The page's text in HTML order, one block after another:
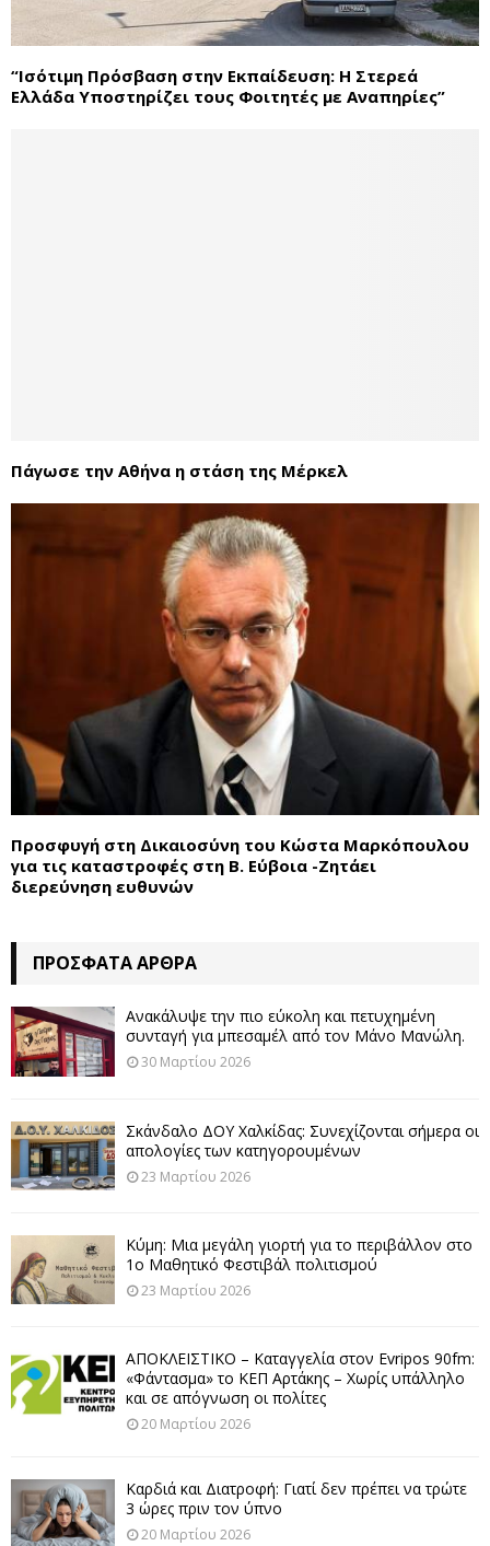
“Ισότιμη Πρόσβαση στην Εκπαίδευση: Η Στερεά
Ελλάδα Υποστηρίζει τους Φοιτητές με Αναπηρίες”
Πάγωσε την Αθήνα η στάση της Μέρκελ
Προσφυγή στη Δικαιοσύνη του Κώστα Μαρκόπουλου
για τις καταστροφές στη Β. Εύβοια -Ζητάει
διερεύνηση ευθυνών
ΠΡΌΣΦΑΤΑ ΆΡΘΡΑ
Ανακάλυψε την πιο εύκολη και πετυχημένη
συνταγή για μπεσαμέλ από τον Μάνο Μανώλη.
30 Μαρτίου 2026
Σκάνδαλο ΔΟΥ Χαλκίδας: Συνεχίζονται σήμερα οι
απολογίες των κατηγορουμένων
23 Μαρτίου 2026
Κύμη: Μια μεγάλη γιορτή για το περιβάλλον στο
1ο Μαθητικό Φεστιβάλ πολιτισμού
23 Μαρτίου 2026
ΑΠΟΚΛΕΙΣΤΙΚΟ – Καταγγελία στον Evripos 90fm:
«Φάντασμα» το ΚΕΠ Αρτάκης – Χωρίς υπάλληλο
και σε απόγνωση οι πολίτες
20 Μαρτίου 2026
Καρδιά και Διατροφή: Γιατί δεν πρέπει να τρώτε
3 ώρες πριν τον ύπνο
20 Μαρτίου 2026